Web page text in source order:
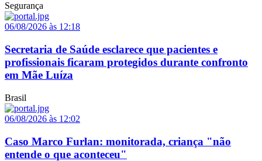
Segurança
06/08/2026 às 12:18
Secretaria de Saúde esclarece que pacientes e
profissionais ficaram protegidos durante confronto
em Mãe Luíza
Brasil
06/08/2026 às 12:02
Caso Marco Furlan: monitorada, criança "não
entende o que aconteceu"